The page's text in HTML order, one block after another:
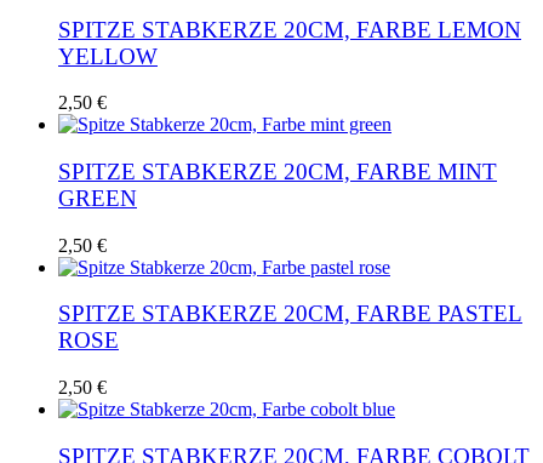
SPITZE STABKERZE 20CM, FARBE LEMON
YELLOW
2,50 €
SPITZE STABKERZE 20CM, FARBE MINT
GREEN
2,50 €
SPITZE STABKERZE 20CM, FARBE PASTEL
ROSE
2,50 €
SPITZE STABKERZE 20CM, FARBE COBOLT